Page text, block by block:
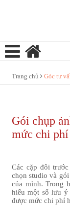
Trang chủ Góc tư
Gói chụp
mức chi
Các cặp đôi
chọn studio và
của mình. Trong
hiểu một số lưu
được mức chi phí